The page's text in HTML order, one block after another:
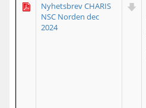
Nyhetsbrev CHARIS
NSC Norden dec
2024